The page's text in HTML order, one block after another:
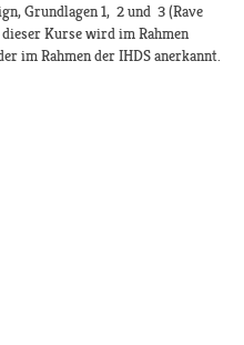
Grundlagen 1, 2 und 3 (Rave
Kurse wird im Rahmen
im Rahmen der IHDS anerkannt.​